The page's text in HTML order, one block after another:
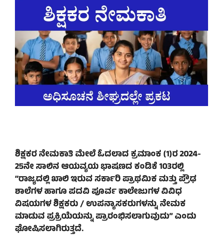
ಶಿಕ್ಷಕರ ನೇಮಕಾತಿ ಮೇಲೆ ಓದಲಾದ ಕ್ರಮಾಂಕ (1)ರ 2024-
25ನೇ ಸಾಲಿನ ಆಯವ್ಯಯ ಭಾಷಣದ ಕಂಡಿಕೆ 103ರಲ್ಲಿ
“ರಾಜ್ಯದಲ್ಲಿ ಖಾಲಿ ಇರುವ ಸರ್ಕಾರಿ ಪ್ರಾಥಮಿಕ ಮತ್ತು ಪ್ರೌಢ
ಶಾಲೆಗಳ ಹಾಗೂ ಪದವಿ ಪೂರ್ವ ಕಾಲೇಜುಗಳ ವಿವಿಧ
ವಿಷಯಗಳ ಶಿಕ್ಷಕರು / ಉಪನ್ಯಾಸಕರುಗಳನ್ನು ನೇಮಕ
ಮಾಡುವ ಪ್ರಕ್ರಿಯೆಯನ್ನು ಪ್ರಾರಂಭಿಸಲಾಗುವುದು” ಎಂದು
ಘೋಷಿಸಲಾಗಿರುತ್ತದೆ.